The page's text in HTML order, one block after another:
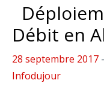
Débit en
28 septembre 2017
Infodujour